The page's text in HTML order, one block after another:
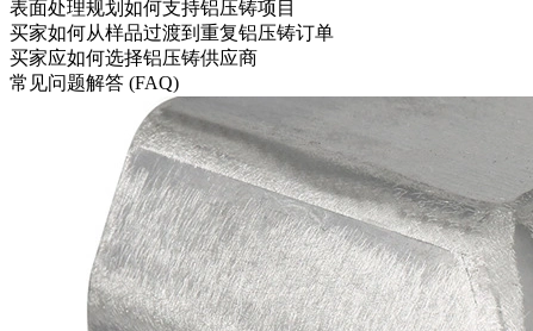
表面处理规划如何支持铝压铸项目
买家如何从样品过渡到重复铝压铸订单
买家应如何选择铝压铸供应商
常见问题解答 (FAQ)